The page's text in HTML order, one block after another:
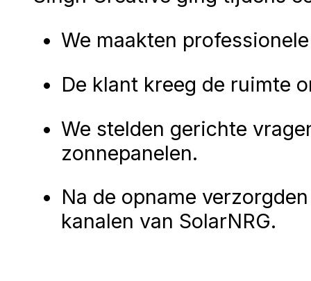
We maakten
De klant kreeg de ruimte
We stelden gerichte
zonnepanelen.
Na de opname
kanalen van SolarNRG.